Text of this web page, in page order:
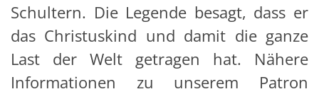
Schultern. Die Legende besagt, dass er
das Christuskind und damit die ganze
Last der Welt getragen hat. Nähere
Informationen zu unserem Patron